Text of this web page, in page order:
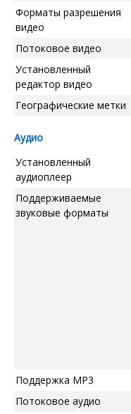
Форматы разрешения
видео
Потоковое видео
Установленный
редактор видео
Географические метки
Аудио
Установленный
аудиоплеер
Поддерживаемые
звуковые форматы
Поддержка MP3
Потоковое аудио